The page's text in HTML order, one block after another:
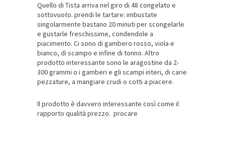
Quello di Tista arriva nel giro di 48 congelato e
sottovuoto. prendi le tartare: imbustate
singolarmente bastano 20 minuti per scongelarle
e gustarle freschissime, condendole a
piacimento. Ci sono di gambero rosso, viola e
bianco, di scampo e infine di tonno. Altro
prodotto interessante sono le aragostine da 2-
300 grammi o i gamberi e gli scampi interi, di carie
pezzature, a mangiare crudi o cotti a piacere.
Il prodotto è davvero interessante così come il
rapporto qualità prezzo. procare